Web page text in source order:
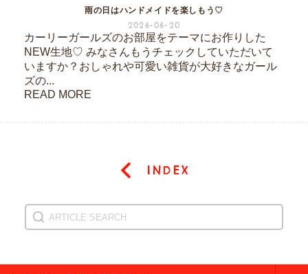
雨の日はハンドメイドを楽しもう♡
2026-06-20
カーリーガールズのお部屋をテーマにお作りした
NEW生地♡ みなさんもうチェックしていただいて
いますか？おしゃれや可愛い雑貨が大好きなガール
ズの...
READ MORE
INDEX